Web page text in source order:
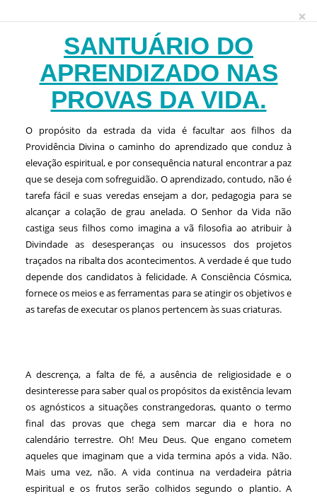
×
SANTUÁRIO DO
APRENDIZADO NAS
PROVAS DA VIDA.
O propósito da estrada da vida é facultar aos filhos da
Providência Divina o caminho do aprendizado que conduz à
elevação espiritual, e por consequência natural encontrar a paz
que se deseja com sofreguidão. O aprendizado, contudo, não é
tarefa fácil e suas veredas ensejam a dor, pedagogia para se
alcançar a colação de grau anelada. O Senhor da Vida não
castiga seus filhos como imagina a vã filosofia ao atribuir à
Divindade as desesperanças ou insucessos dos projetos
traçados na ribalta dos acontecimentos. A verdade é que tudo
depende dos candidatos à felicidade. A Consciência Cósmica,
fornece os meios e as ferramentas para se atingir os objetivos e
as tarefas de executar os planos pertencem às suas criaturas.
A descrença, a falta de fé, a ausência de religiosidade e o
desinteresse para saber qual os propósitos da existência levam
os agnósticos a situações constrangedoras, quanto o termo
final das provas que chega sem marcar dia e hora no
calendário terrestre. Oh! Meu Deus. Que engano cometem
aqueles que imaginam que a vida termina após a vida. Não.
Mais uma vez, não. A vida continua na verdadeira pátria
espiritual e os frutos serão colhidos segundo o plantio. A